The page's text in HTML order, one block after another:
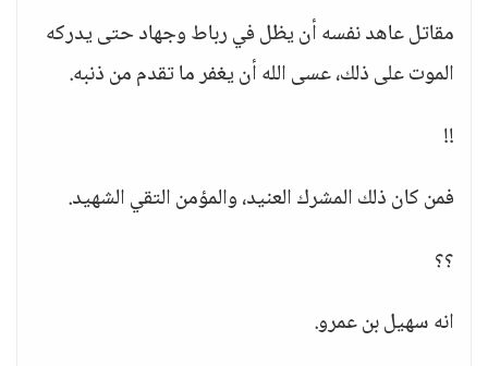
مقاتل عاهد نفسه أن يظل في رباط وجهاد حتى يدركه
الموت على ذلك، عسى الله أن يغفر ما تقدم من ذنبه.
!!
فمن كان ذلك المشرك العنيد، والمؤمن التقي الشهيد.
؟؟
انه سهيل بن عمرو.